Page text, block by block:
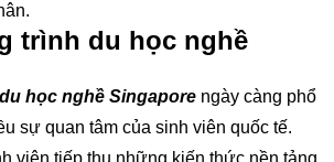
trình du học nghề
du học nghề Singapore ngày càng phổ
sự quan tâm của sinh viên quốc tế.
viên tiếp thu những kiến thức nền tảng